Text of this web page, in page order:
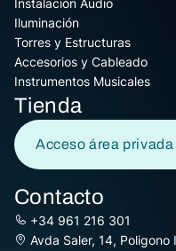
Instalación Audio
Iluminación
Torres y Estructuras
Accesorios y Cableado
Instrumentos Musicales
Tienda
Acceso área privada
Contacto
+34 961 216 301
Avda Saler, 14,